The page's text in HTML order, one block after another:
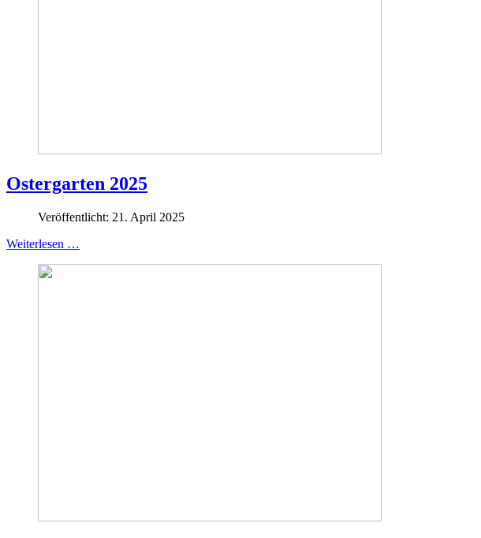
Ostergarten 2025
Veröffentlicht: 21. April 2025
Weiterlesen …